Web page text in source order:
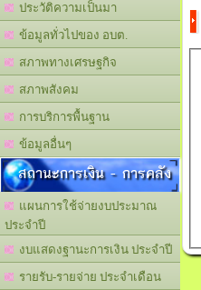
ประวัติความเป็นมา
ข้อมูลทั่วไปของ อบต.
สภาพทางเศรษฐกิจ
สภาพสังคม
การบริการพื้นฐาน
ข้อมูลอื่นๆ
สถานะการเงิน - การคลัง
แผนการใช้จ่ายงบประมาณ
ประจำปี
งบแสดงฐานะการเงิน ประจำปี
รายรับ-รายจ่าย ประจำเดือน